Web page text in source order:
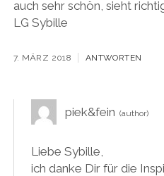
auch sehr schön, sieht
LG Sybille
7. MÄRZ 2018 ANTWORTEN
piek&fein
Liebe Sybille,
ich danke Dir für die